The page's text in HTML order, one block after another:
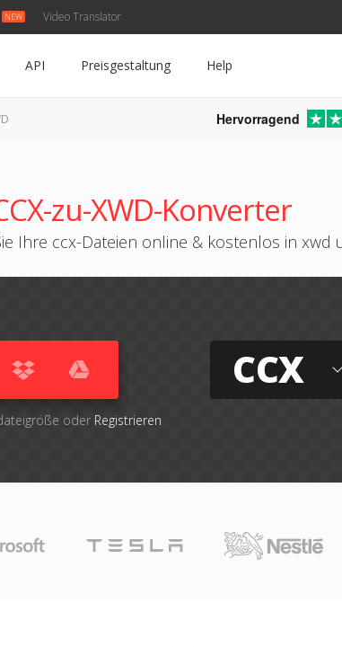
Video Translator
API Preisgestaltung Help
Hervorragend
zu-XWD-Konverter
Ihre ccx-Dateien online & kostenlos in xwd
oder Registrieren
CCX